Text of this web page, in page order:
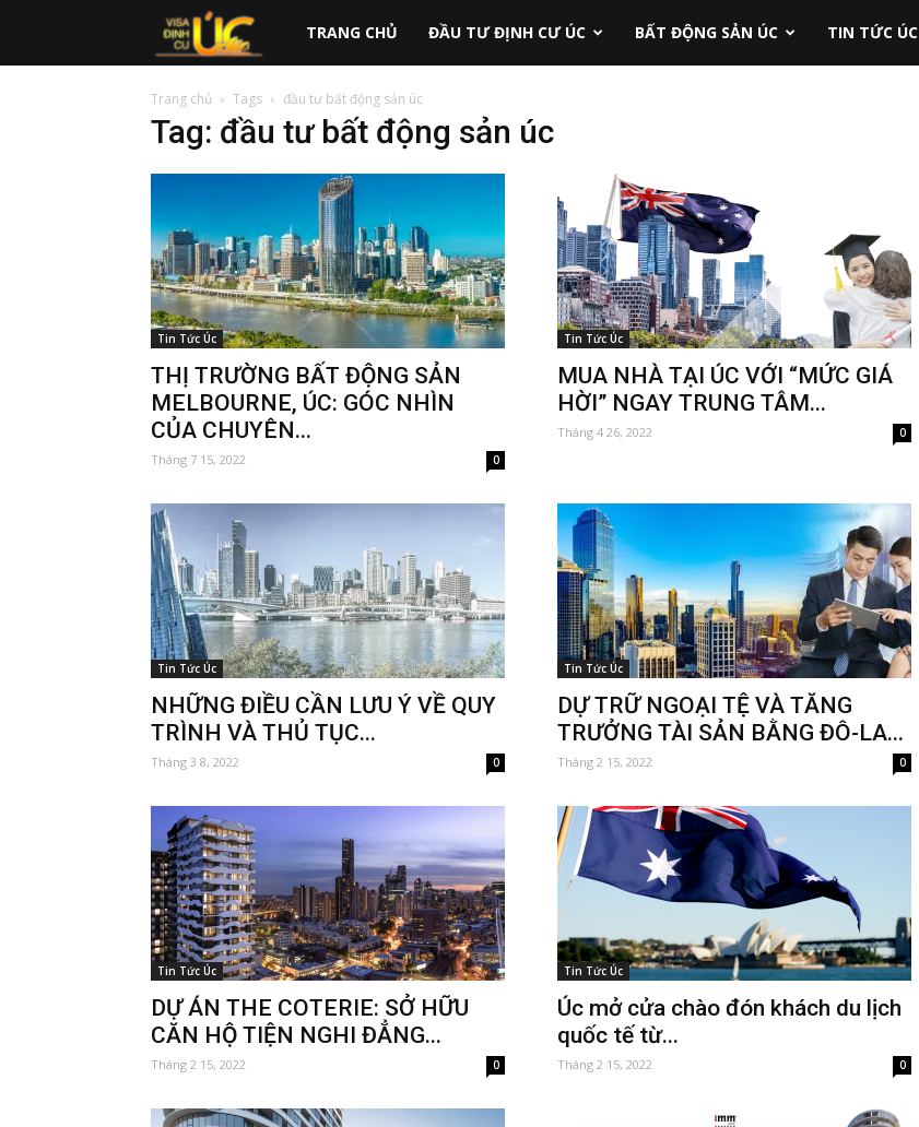
australiavisa.vn
TRANG CHỦ ĐẦU TƯ ĐỊNH CƯ ÚC BẤT ĐỘNG SẢN ÚC TIN TỨC ÚC
Trang chủ Tags đầu tư bất động sản úc
Tag: đầu tư bất động sản úc
Tin Tức Úc
THỊ TRƯỜNG BẤT ĐỘNG SẢN
MELBOURNE, ÚC: GÓC NHÌN
CỦA CHUYÊN...
Tháng 7 15, 2022 0
Tin Tức Úc
MUA NHÀ TẠI ÚC VỚI “MỨC GIÁ
HỜI” NGAY TRUNG TÂM...
Tháng 4 26, 2022 0
Tin Tức Úc
NHỮNG ĐIỀU CẦN LƯU Ý VỀ QUY
TRÌNH VÀ THỦ TỤC...
Tháng 3 8, 2022 0
Tin Tức Úc
DỰ TRỮ NGOẠI TỆ VÀ TĂNG
TRƯỞNG TÀI SẢN BẰNG ĐÔ-LA...
Tháng 2 15, 2022 0
Tin Tức Úc
DỰ ÁN THE COTERIE: SỞ HỮU
CĂN HỘ TIỆN NGHI ĐẲNG...
Tháng 2 15, 2022 0
Tin Tức Úc
Úc mở cửa chào đón khách du lịch
quốc tế từ...
Tháng 2 15, 2022 0